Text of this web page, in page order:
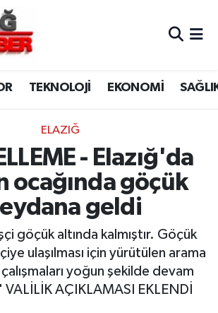
TEKNOLOJİ EKONOMİ
ELAZIĞ
- Elazığ'da
ocağında göçük
geldi
göçük altında kalmıştır. Göçük
ulaşılması için yürütülen arama
yoğun şekilde devam
AÇIKLAMASI EKLENDİ
Durumu
Yoğunluk Haritası
Durumu ve Fikstür
Haberleri